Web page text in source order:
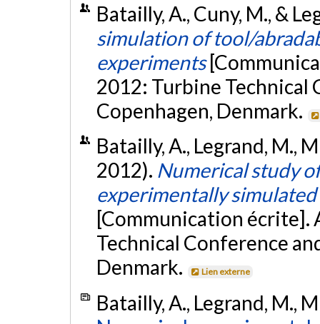
Batailly, A., Cuny, M., &
simulation of tool/
experiments
2012: Turbine Technical
Copenhagen, Denmark.
Batailly, A., Legrand, M.,
2012). Numerical study
experimentally
[Communication écrite].
Technical Conference
Denmark.
Lien externe
Batailly, A., Legrand, M.,